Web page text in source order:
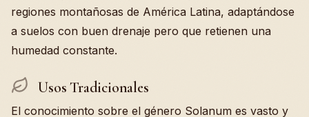
regiones montañosas de América Latina, adaptándose
a suelos con buen drenaje pero que retienen una
humedad constante.
Usos Tradicionales
El conocimiento sobre el género Solanum es vasto y